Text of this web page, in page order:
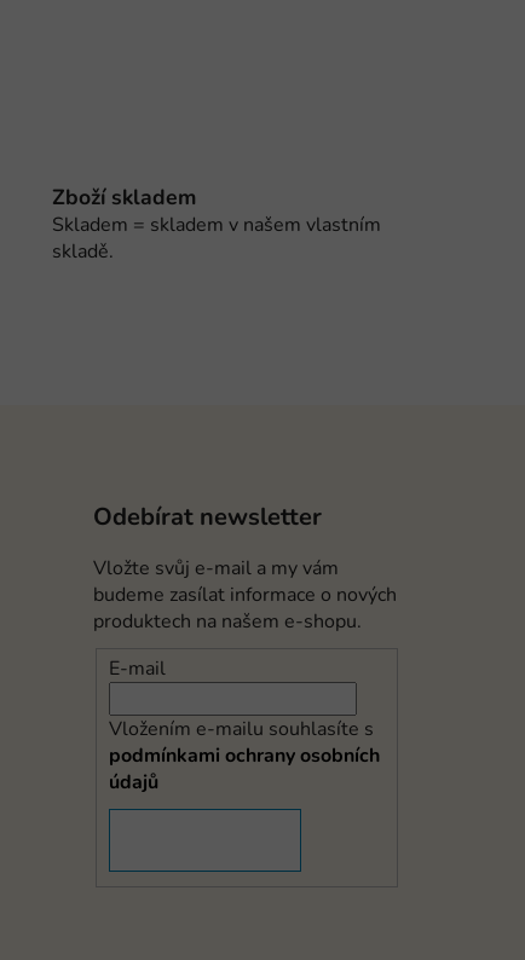
Zboží skladem
Skladem = skladem v našem vlastním
skladě.
Odebírat newsletter
Vložte svůj e-mail a my vám
budeme zasílat informace o nových
produktech na našem e-shopu.
E-mail
Vložením e-mailu souhlasíte s
podmínkami ochrany osobních
údajů